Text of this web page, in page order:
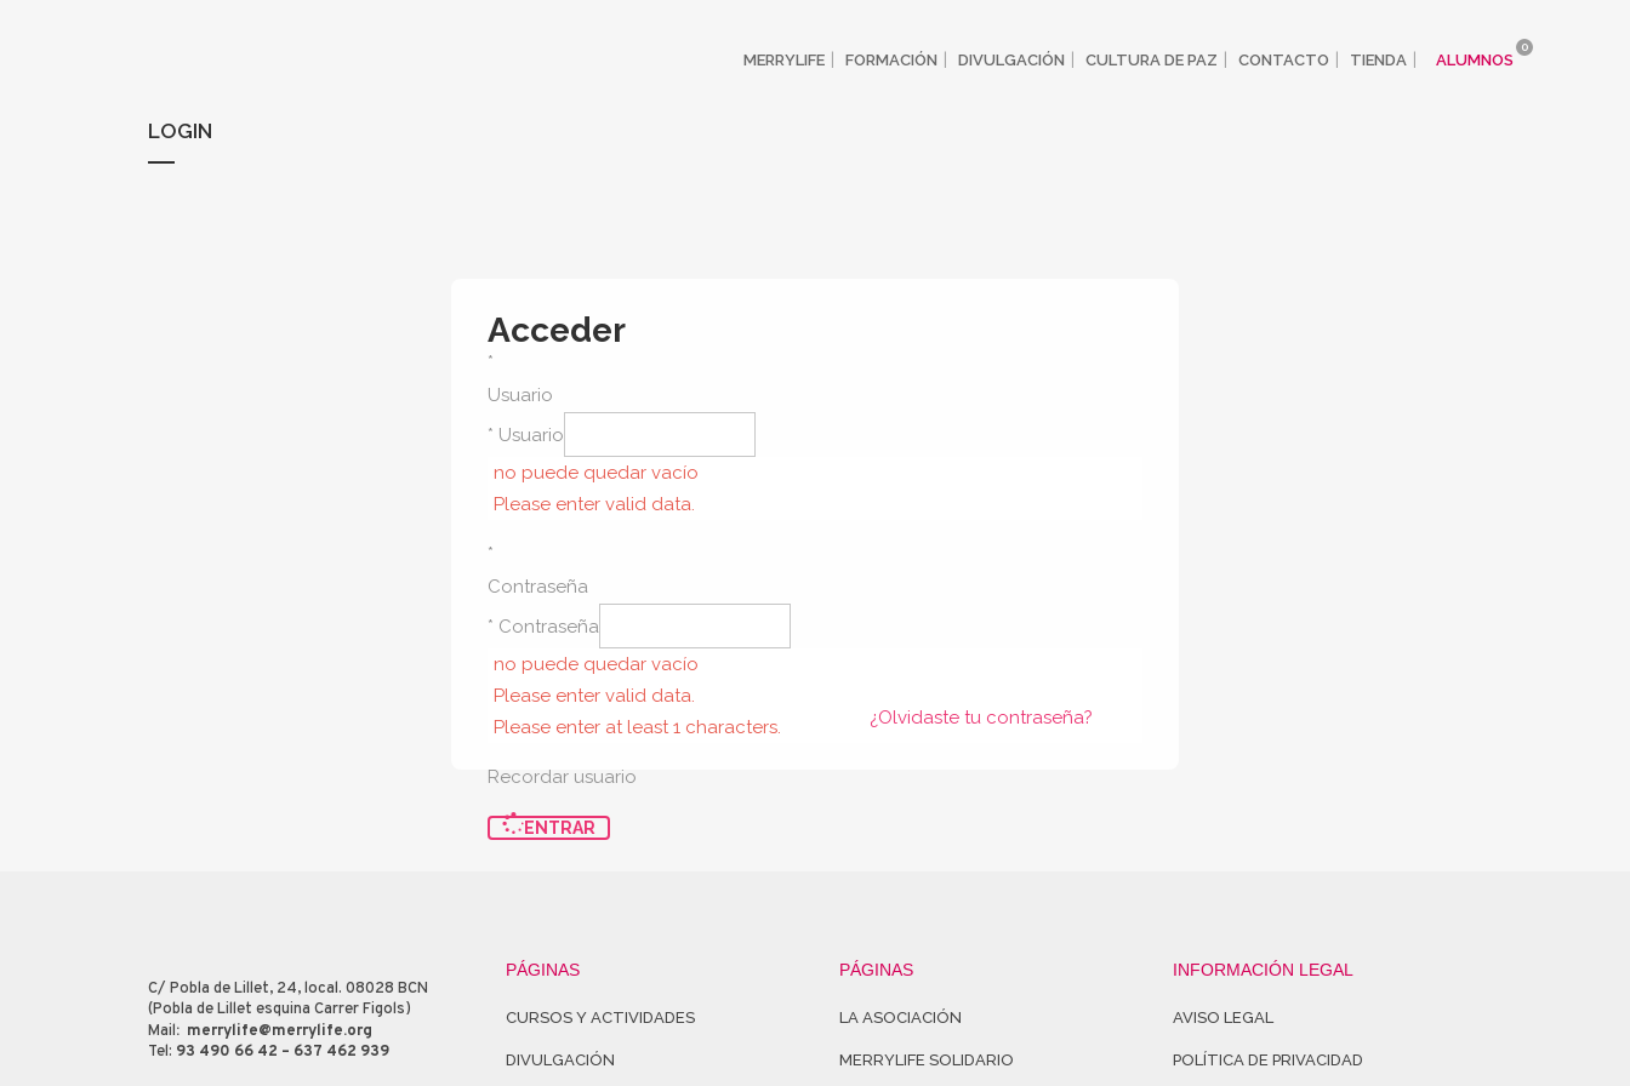
0
MERRYLIFE FORMACIÓN DIVULGACIÓN CULTURA DE PAZ CONTACTO TIENDA ALUMNOS
LOGIN
Acceder
*
Usuario
* Usuario
no puede quedar vacío
Please enter valid data.
*
Contraseña
* Contraseña
no puede quedar vacío
Please enter valid data.
Please enter at least 1 characters.
Recordar usuario
ENTRAR
¿Olvidaste tu contraseña?
C/ Pobla de Lillet, 24, local. 08028 BCN
(Pobla de Lillet esquina Carrer Figols)
Mail: merrylife@merrylife.org
Tel: 93 490 66 42 – 637 462 939
PÁGINAS
CURSOS Y ACTIVIDADES
DIVULGACIÓN
PÁGINAS
LA ASOCIACIÓN
MERRYLIFE SOLIDARIO
INFORMACIÓN LEGAL
AVISO LEGAL
POLÍTICA DE PRIVACIDAD